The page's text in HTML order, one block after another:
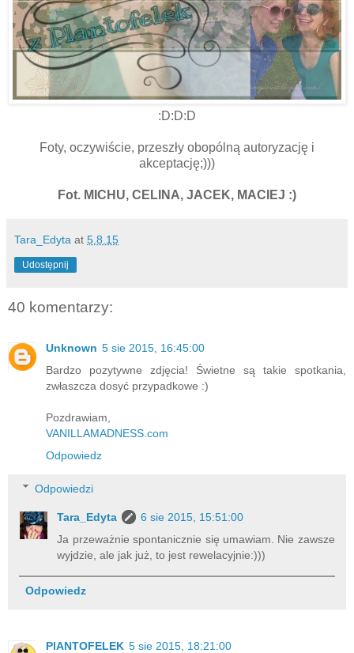
:D:D:D
Foty, oczywiście, przeszły obopólną autoryzację i
akceptację;)))
Fot. MICHU, CELINA, JACEK, MACIEJ :)
Tara_Edyta at 5.8.15
Udostępnij
40 komentarzy:
Unknown 5 sie 2015, 16:45:00
Bardzo pozytywne zdjęcia! Świetne są takie spotkania,
zwłaszcza dosyć przypadkowe :)
Pozdrawiam,
VANILLAMADNESS.com
Odpowiedz
Odpowiedzi
Tara_Edyta
6 sie 2015, 15:51:00
Ja przeważnie spontanicznie się umawiam. Nie zawsze
wyjdzie, ale jak już, to jest rewelacyjnie:)))
Odpowiedz
PlANTOFELEK 5 sie 2015, 18:21:00